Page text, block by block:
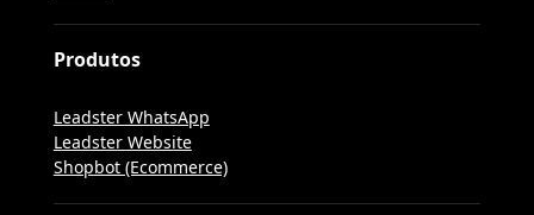
Produtos
Leadster WhatsApp
Leadster Website
Shopbot (Ecommerce)